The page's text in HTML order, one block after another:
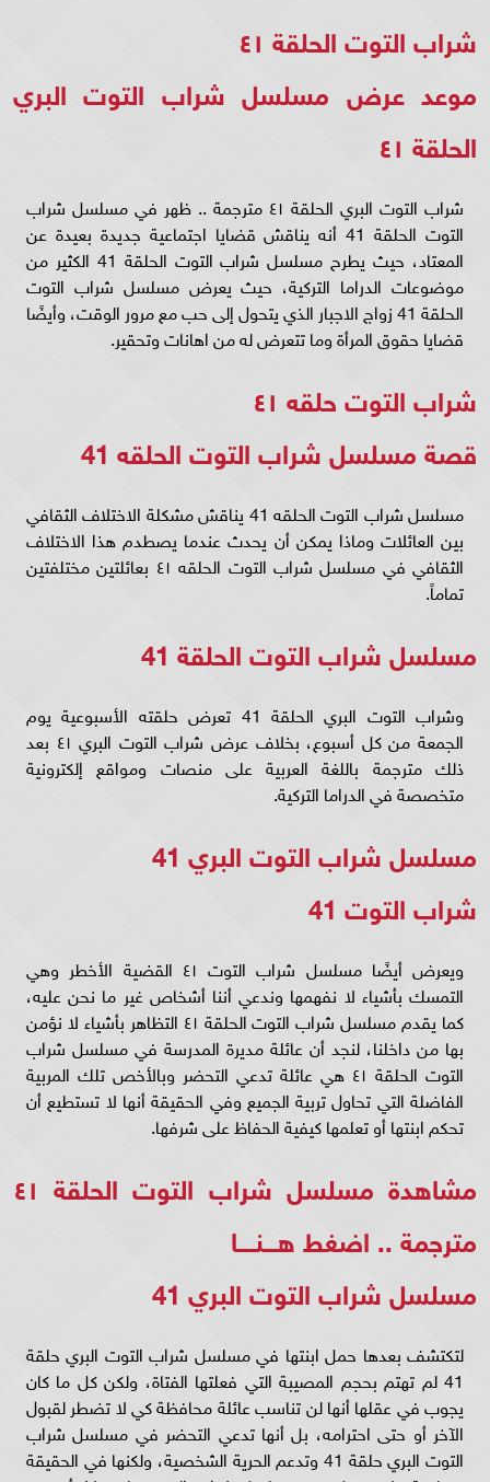
شراب التوت الحلقة ٤١
موعد عرض مسلسل شراب التوت البري
الحلقة ٤١
شراب التوت البري الحلقة ٤١ مترجمة .. ظهر في مسلسل شراب
التوت الحلقة 41 أنه يناقش قضايا اجتماعية جديدة بعيدة عن
المعتاد، حيث يطرح مسلسل شراب التوت الحلقة 41 الكثير من
موضوعات الدراما التركية، حيث يعرض مسلسل شراب التوت
الحلقة 41 زواج الاجبار الذي يتحول إلى حب مع مرور الوقت، وأيضًا
قضايا حقوق المرأة وما تتعرض له من اهانات وتحقير.
شراب التوت حلقه ٤١
قصة مسلسل شراب التوت الحلقه 41
مسلسل شراب التوت الحلقه 41 يناقش مشكلة الاختلاف الثقافي
بين العائلات وماذا يمكن أن يحدث عندما يصطدم هذا الاختلاف
الثقافي في مسلسل شراب التوت الحلقه ٤١ بعائلتين مختلفتين
تماماً.
مسلسل شراب التوت الحلقة 41
وشراب التوت البري الحلقة 41 تعرض حلقته الأسبوعية يوم
الجمعة من كل أسبوع، بخلاف عرض شراب التوت البري ٤١ بعد
ذلك مترجمة باللغة العربية على منصات ومواقع إلكترونية
متخصصة في الدراما التركية.
مسلسل شراب التوت البري 41
شراب التوت 41
ويعرض أيضًا مسلسل شراب التوت ٤١ القضية الأخطر وهي
التمسك بأشياء لا نفهمها وندعي أننا أشخاص غير ما نحن عليه،
كما يقدم مسلسل شراب التوت الحلقة ٤١ التظاهر بأشياء لا نؤمن
بها من داخلنا، لنجد أن عائلة مديرة المدرسة في مسلسل شراب
التوت الحلقة ٤١ هي عائلة تدعي التحضر وبالأخص تلك المربية
الفاضلة التي تحاول تربية الجميع وفي الحقيقة أنها لا تستطيع أن
تحكم ابنتها أو تعلمها كيفية الحفاظ على شرفها.
مشاهدة مسلسل شراب التوت الحلقة ٤١
مترجمة .. اضغط هـــنــــا
مسلسل شراب التوت البري 41
لتكتشف بعدها حمل ابنتها في مسلسل شراب التوت البري حلقة
41 لم تهتم بحجم المصيبة التي فعلتها الفتاة، ولكن كل ما كان
يجوب في عقلها أنها لن تناسب عائلة محافظة كي لا تضطر لقبول
الآخر أو حتى احترامه، بل أنها تدعي التحضر في مسلسل شراب
التوت البري حلقة 41 وتدعم الحرية الشخصية، ولكنها في الحقيقة